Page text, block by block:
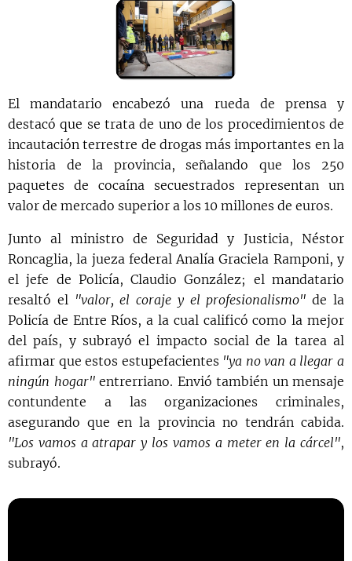
El mandatario encabezó una rueda de prensa y
destacó que se trata de uno de los procedimientos de
incautación terrestre de drogas más importantes en la
historia de la provincia, señalando que los 250
paquetes de cocaína secuestrados representan un
valor de mercado superior a los 10 millones de euros.
Junto al ministro de Seguridad y Justicia, Néstor
Roncaglia, la jueza federal Analía Graciela Ramponi, y
el jefe de Policía, Claudio González; el mandatario
resaltó el "valor, el coraje y el profesionalismo" de la
Policía de Entre Ríos, a la cual calificó como la mejor
del país, y subrayó el impacto social de la tarea al
afirmar que estos estupefacientes "ya no van a llegar a
ningún hogar"entrerriano. Envió también un mensaje
contundente a las organizaciones criminales,
asegurando que en la provincia no tendrán cabida.
"Los vamos a atrapar y los vamos a meter en la cárcel",
subrayó.